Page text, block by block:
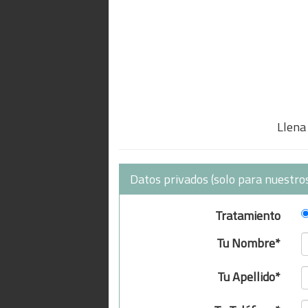
Datos privados (solo para
Tratamiento
Tu Nombre*
Tu Apellido*